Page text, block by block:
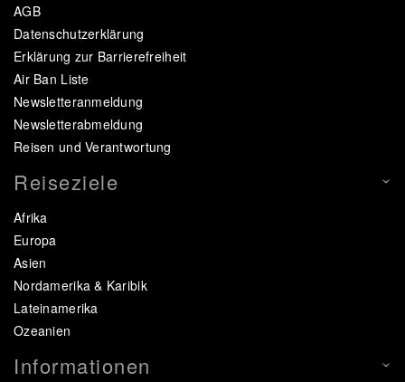
AGB
Datenschutzerklärung
Erklärung zur Barrierefreiheit
Air Ban Liste
Newsletteranmeldung
Newsletterabmeldung
Reisen und Verantwortung
Reiseziele
Afrika
Europa
Asien
Nordamerika & Karibik
Lateinamerika
Ozeanien
Informationen